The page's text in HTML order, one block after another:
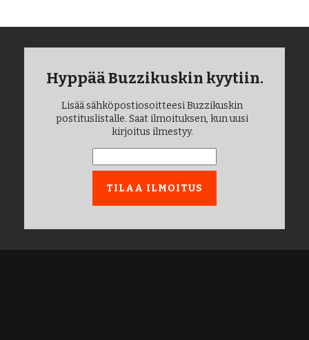
Hyppää Buzzikuskin kyytiin.
Lisää sähköpostiosoitteesi Buzzikuskin
postituslistalle. Saat ilmoituksen, kun uusi
kirjoitus ilmestyy.